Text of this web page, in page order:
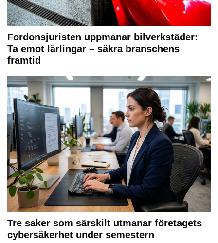
Fordonsjuristen uppmanar bilverkstäder:
Ta emot lärlingar – säkra branschens
framtid
Tre saker som särskilt utmanar företagets
cybersäkerhet under semestern